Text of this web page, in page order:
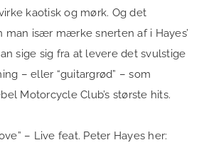
kaotisk og mørk. Og det
man især mærke snerten af i Hayes’
sige sig fra at levere det svulstige
– eller “guitargrød” – som
Motorcycle Club’s største hits.
– Live feat. Peter Hayes her: